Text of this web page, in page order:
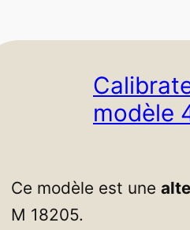
modèle
Ce modèle est une
M 18205.